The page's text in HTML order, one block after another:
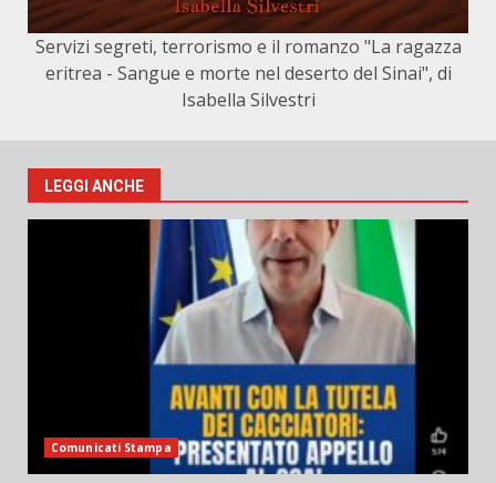
Servizi segreti, terrorismo e il romanzo "La ragazza
eritrea - Sangue e morte nel deserto del Sinai", di
Isabella Silvestri
LEGGI ANCHE
Comunicati Stampa